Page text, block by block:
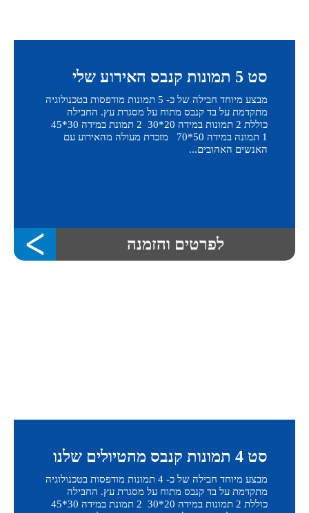
סט 5 תמונות קנבס האירוע שלי
מבצע מיוחד חבילה של כ- 5 תמונות מודפסות בטכנולוגיה
מתקדמת על בד קנבס מתוח על מסגרת עץ. החבילה
1 תמונה במידה 50*70 מזכרת מעולה מהאירוע עם
האנשים האהובים...
לפרטים והזמנה
סט 4 תמונות קנבס מהטיולים שלנו
מבצע מיוחד חבילה של כ- 4 תמונות מודפסות בטכנולוגיה
מתקדמת על בד קנבס מתוח על מסגרת עץ. החבילה